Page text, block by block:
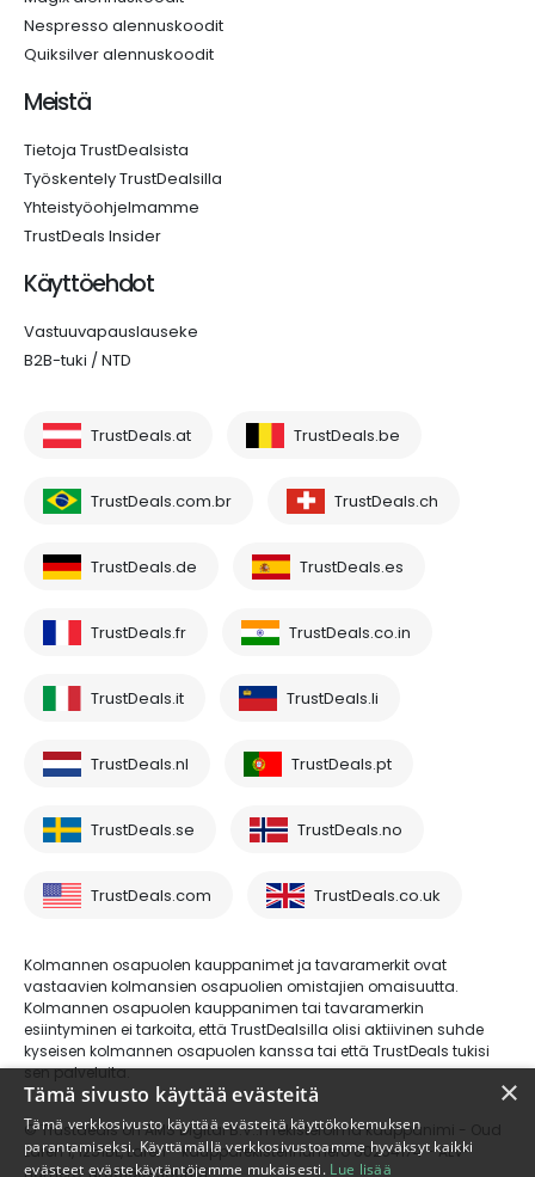
Nespresso alennuskoodit
Quiksilver alennuskoodit
Meistä
Tietoja TrustDealsista
Työskentely TrustDealsilla
Yhteistyöohjelmamme
TrustDeals Insider
Käyttöehdot
Vastuuvapauslauseke
B2B-tuki / NTD
TrustDeals.at TrustDeals.be
TrustDeals.com.br TrustDeals.ch
TrustDeals.de TrustDeals.es
TrustDeals.fr TrustDeals.co.in
TrustDeals.it TrustDeals.li
TrustDeals.nl TrustDeals.pt
TrustDeals.se TrustDeals.no
TrustDeals.com TrustDeals.co.uk
Kolmannen osapuolen kauppanimet ja tavaramerkit ovat
vastaavien kolmansien osapuolien omistajien omaisuutta.
Kolmannen osapuolen kauppanimen tai tavaramerkin
esiintyminen ei tarkoita, että TrustDealsilla olisi aktiivinen suhde
kyseisen kolmannen osapuolen kanssa tai että TrustDeals tukisi
sen palveluita.
© Trustdeals on AMS Digital B.V.:n rekisteröimä kauppanimi - Oud
Laren 1, 1251BL, Laren - kaupparekisterinumero 80264174 - ALV-
numero: NL861609360B01
×
Tämä sivusto käyttää evästeitä
Tämä verkkosivusto käyttää evästeitä käyttökokemuksen
parantamiseksi. Käyttämällä verkkosivustoamme hyväksyt kaikki
evästeet evästekäytäntöjemme mukaisesti. Lue lisää